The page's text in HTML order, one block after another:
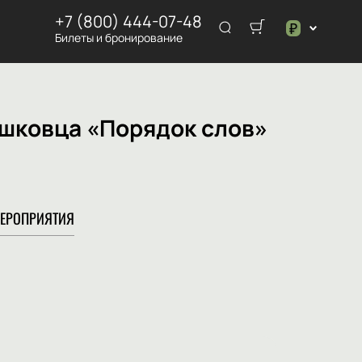
+7 (800) 444-07-48
Билеты и бронирование ₽
$
«Порядок слов»